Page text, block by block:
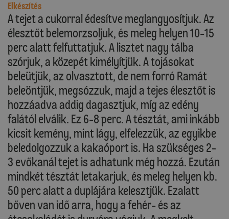
Elkészítés
A tejet a cukorral édesítve meglangyosítjuk. Az
élesztőt belemorzsoljuk, és meleg helyen 10-15
perc alatt felfuttatjuk. A lisztet nagy tálba
szórjuk, a közepét kimélyítjük. A tojásokat
beleütjük, az olvasztott, de nem forró Ramát
beleöntjük, megsózzuk, majd a tejes élesztőt is
hozzáadva addig dagasztjuk, míg az edény
falától elválik. Ez 6-8 perc. A tésztát, ami inkább
kicsit kemény, mint lágy, elfelezzük, az egyikbe
beledolgozzuk a kakaóport is. Ha szükséges 2-
3 evőkanál tejet is adhatunk még hozzá. Ezután
mindkét tésztát letakarjuk, és meleg helyen kb.
50 perc alatt a duplájára kelesztjük. Ezalatt
bőven van idő arra, hogy a fehér- és az